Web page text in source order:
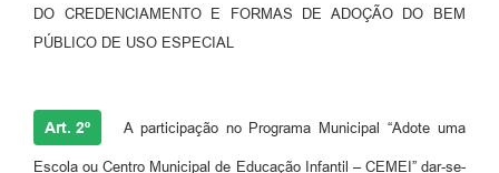
DO CREDENCIAMENTO E FORMAS DE ADOÇÃO DO BEM
PÚBLICO DE USO ESPECIAL
Art. 2º A participação no Programa Municipal “Adote uma
Escola ou Centro Municipal de Educação Infantil – CEMEI” dar-se-